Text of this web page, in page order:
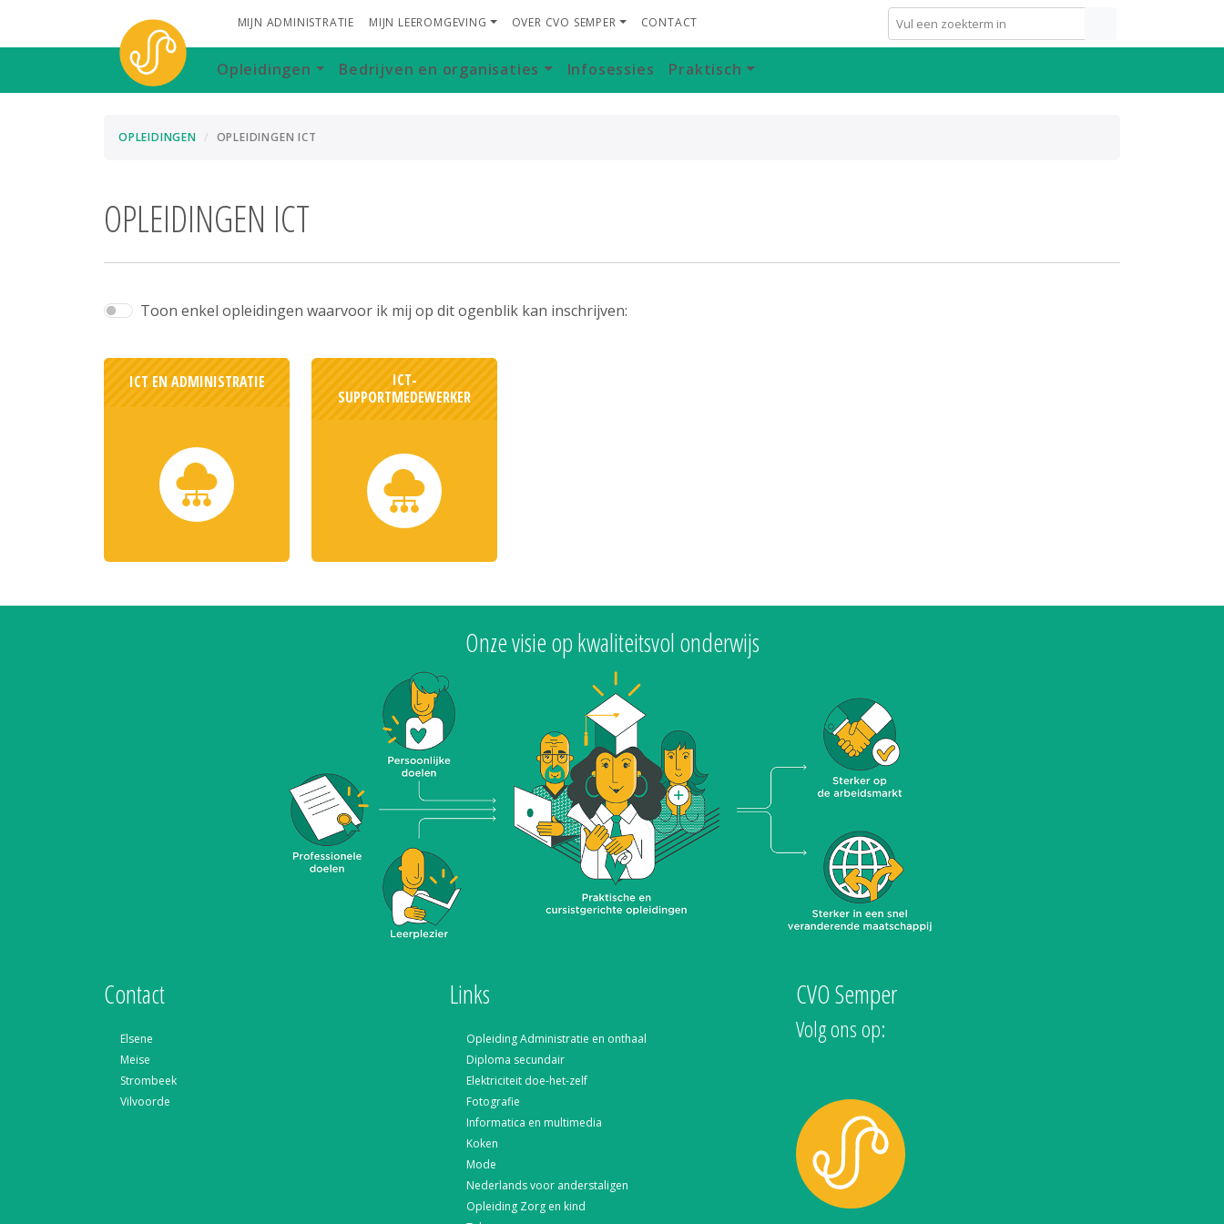
Opleidingen Bedrijven en organisaties Infosessies Praktisch
MIJN ADMINISTRATIE MIJN LEEROMGEVING OVER CVO SEMPER CONTACT
OPLEIDINGEN OPLEIDINGEN ICT
OPLEIDINGEN ICT
Toon enkel opleidingen waarvoor ik mij op dit ogenblik kan inschrijven:
ICT EN ADMINISTRATIE
ICT-
SUPPORTMEDEWERKER
Onze visie op kwaliteitsvol onderwijs
Contact
Elsene
Meise
Strombeek
Vilvoorde
Links
Opleiding Administratie en onthaal
Diploma secundair
Elektriciteit doe-het-zelf
Fotografie
Informatica en multimedia
Koken
Mode
Nederlands voor anderstaligen
Opleiding Zorg en kind
CVO Semper
Volg ons op: